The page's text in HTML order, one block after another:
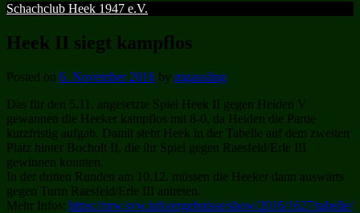
Schachclub Heek 1947 e.V.
Heek II siegt kampflos
Posted on 6. November 2016 by mgausling
Das für den 5.11. angesetzte Spiel Heek II gegen Heiden V
gewannen die Heeker kampflos mit 8-0, da Heiden die Partie
kurzfristig aufgab. Damit steht Heek in der Tabelle auf dem zweiten
Platz hinter Bocholt II, die ihr Spiel gegen Raesfeld/Erle III
gewinnen konnten.
In der dritten Runden am 10.12. müssen die Heeker dann auswärts
gegen Turm Raesfeld/Erle III antreten.
Mehr Infos: https://nrw.svw.info/ergebnisse/show/2016/1627/tabelle/